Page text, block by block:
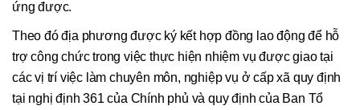
ứng được.
Theo đó địa phương được ký kết hợp đồng lao động để hỗ
trợ công chức trong việc thực hiện nhiệm vụ được giao tại
các vị trí việc làm chuyên môn, nghiệp vụ ở cấp xã quy định
tại nghị định 361 của Chính phủ và quy định của Ban Tổ